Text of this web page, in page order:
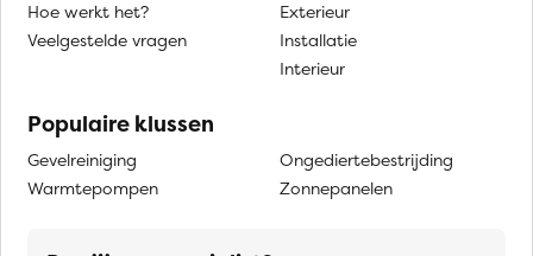
Hoe werkt het?
Veelgestelde vragen
Exterieur
Installatie
Interieur
Populaire klussen
Gevelreiniging
Warmtepompen
Ongediertebestrijding
Zonnepanelen